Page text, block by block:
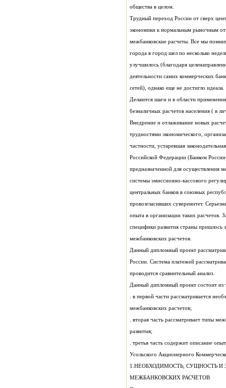
общества в целом.
сетей), однако еще не достигло идеала.
безналичных расчетов населения ( в
частности, устаревшая
опыта в организации таких расчетов.
межбанковских расчетов.
Данный дипломный проект
проводится сравнительный анализ.
Данный дипломный проект состоит из
межбанковских расчетов;
развития;
1.НЕОБХОДИМОСТЬ, СУЩНОСТЬ И
МЕЖБАНКОВСКИХ РАСЧЕТОВ